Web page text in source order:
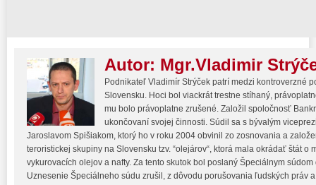
Autor: Mgr.Vladimir
Podnikateľ Vladimír Strýček patrí medzi kontroverzné
Slovensku. Hoci bol viackrát trestne stíhaný,
mu bolo právoplatne zrušené. Založil spoločnosť
ukončovaní svojej činnosti. Súdil sa s bývalým
Jaroslavom Spišiakom, ktorý ho v roku 2004 obvinil zo zosnovania a
teroristickej skupiny na Slovensku tzv. “olejárov“, ktorá mala okrádať štát
vykurovacích olejov a nafty. Za tento skutok bol poslaný Špeciálnym
Uznesenie Špeciálneho súdu zrušil, z dôvodu porušovania ľudských práv